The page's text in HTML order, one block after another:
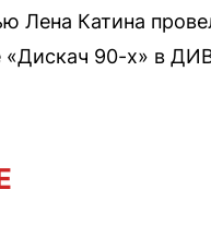
Лена Катина
«Дискач 90-х» в